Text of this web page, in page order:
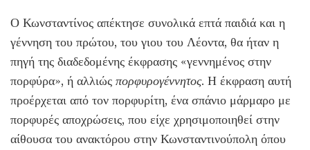
Ο Κωνσταντίνος απέκτησε συνολικά επτά παιδιά και η
γέννηση του πρώτου, του γιου του Λέοντα, θα ήταν η
πηγή της διαδεδομένης έκφρασης «γεννημένος στην
πορφύρα», ή αλλιώς πορφυρογέννητος. Η έκφραση αυτή
προέρχεται από τον πορφυρίτη, ένα σπάνιο μάρμαρο με
πορφυρές αποχρώσεις, που είχε χρησιμοποιηθεί στην
αίθουσα του ανακτόρου στην Κωνσταντινούπολη όπου